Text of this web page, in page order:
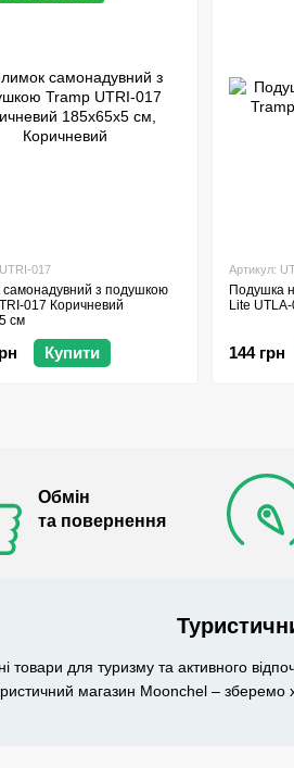
017
самонадувний з подушкою
017 Коричневий
см
Купити
Артикул:
Подушка
Lite
144 грн
Обмін
та повернення
товари для туризму та активного
магазин Moonchel – зберемо